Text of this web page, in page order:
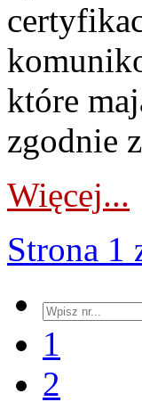
które
zgodnie
Więcej...
Strona 1
1
2